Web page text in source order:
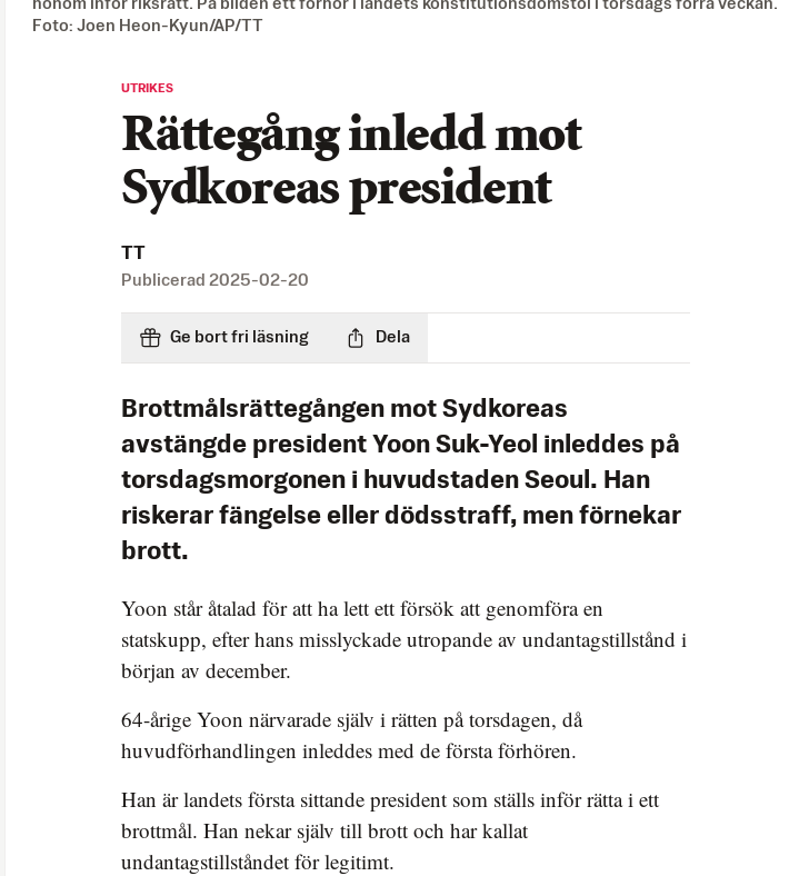
honom inför riksrätt. På bilden ett förhör i landets konstitutionsdomstol i torsdags förra veckan.
Foto: Joen Heon-Kyun/AP/TT
UTRIKES
Rättegång inledd mot
Sydkoreas president
TT
Publicerad 2025-02-20
Ge bort fri läsning Dela
Brottmålsrättegången mot Sydkoreas
avstängde president Yoon Suk-Yeol inleddes på
torsdagsmorgonen i huvudstaden Seoul. Han
riskerar fängelse eller dödsstraff, men förnekar
brott.
Yoon står åtalad för att ha lett ett försök att genomföra en
statskupp, efter hans misslyckade utropande av undantagstillstånd i
början av december.
64-årige Yoon närvarade själv i rätten på torsdagen, då
huvudförhandlingen inleddes med de första förhören.
Han är landets första sittande president som ställs inför rätta i ett
brottmål. Han nekar själv till brott och har kallat
undantagstillståndet för legitimt.